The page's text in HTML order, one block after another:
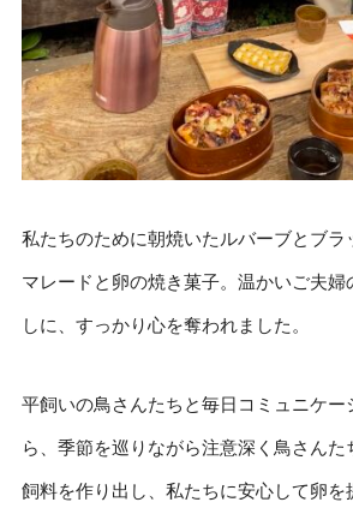
私たちのために朝焼いたルバーブとブラ
マレードと卵の焼き菓子。温かいご夫婦
しに、すっかり心を奪われました。
平飼いの鳥さんたちと毎日コミュニケー
ら、季節を巡りながら注意深く鳥さんた
飼料を作り出し、私たちに安心して卵を